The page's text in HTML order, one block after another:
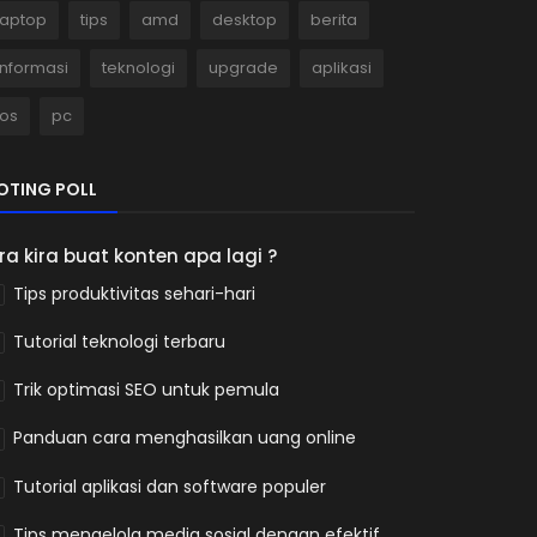
tips amd desktop berita
teknologi upgrade aplikasi
pc
POLL
kira buat konten apa lagi ?
Tips produktivitas sehari-hari
Tutorial teknologi terbaru
Trik optimasi SEO untuk pemula
Panduan cara menghasilkan uang online
Tutorial aplikasi dan software populer